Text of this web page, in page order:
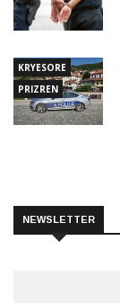
KRYESORE
PRIZREN
NEWSLETTER